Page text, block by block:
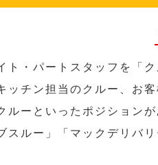
ト・パートスタッフを「
ッチン担当のクルー、お
ルーといったポジションが
ルー」「マックデリバ